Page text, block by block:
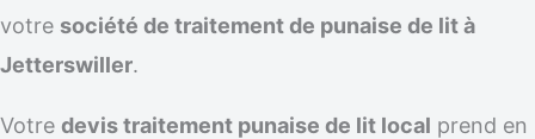
votre société de traitement de punaise de lit à
Jetterswiller.
Votre devis traitement punaise de lit local prend en